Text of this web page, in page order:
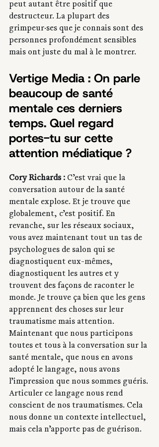
peut autant être positif que
destructeur. La plupart des
grimpeur·ses que je connais sont des
personnes profondément sensibles
mais ont juste du mal à le montrer.
Vertige Media : On parle
beaucoup de santé
mentale ces derniers
temps. Quel regard
portes-tu sur cette
attention médiatique ?
Cory Richards : C’est vrai que la
conversation autour de la santé
mentale explose. Et je trouve que
globalement, c’est positif. En
revanche, sur les réseaux sociaux,
vous avez maintenant tout un tas de
psychologues de salon qui se
diagnostiquent eux-mêmes,
diagnostiquent les autres et y
trouvent des façons de raconter le
monde. Je trouve ça bien que les gens
apprennent des choses sur leur
traumatisme mais attention.
Maintenant que nous participons
toutes et tous à la conversation sur la
santé mentale, que nous en avons
adopté le langage, nous avons
l’impression que nous sommes guéris.
Articuler ce langage nous rend
conscient de nos traumatismes. Cela
nous donne un contexte intellectuel,
mais cela n’apporte pas de guérison.